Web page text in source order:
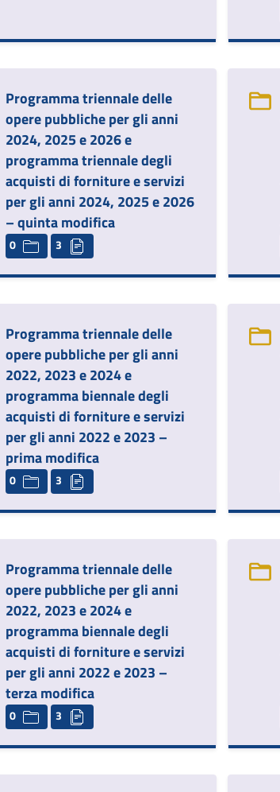
Programma triennale delle
opere pubbliche per gli anni
2024, 2025 e 2026 e
programma triennale degli
acquisti di forniture e servizi
per gli anni 2024, 2025 e 2026
– quinta modifica
0 3
Programma triennale delle
opere pubbliche per gli anni
2022, 2023 e 2024 e
programma biennale degli
acquisti di forniture e servizi
per gli anni 2022 e 2023 –
prima modifica
0 3
Programma triennale delle
opere pubbliche per gli anni
2022, 2023 e 2024 e
programma biennale degli
acquisti di forniture e servizi
per gli anni 2022 e 2023 –
terza modifica
0 3